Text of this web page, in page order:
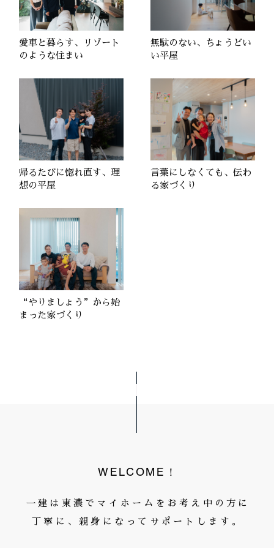
愛車と暮らす、リゾート
のような住まい
無駄のない、ちょうどい
い平屋
帰るたびに惚れ直す、理
想の平屋
言葉にしなくても、伝わ
る家づくり
“やりましょう”から始
まった家づくり
WELCOME！
一建は東濃でマイホームをお考え中の方に
丁寧に、親身になってサポートします。